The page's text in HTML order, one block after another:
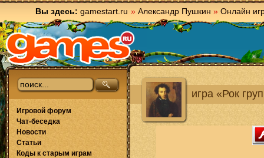
Вы здесь: gamestart.ru » Александр Пушкин » Онлайн
игра «Рок
Игровой форум
Чат-беседка
Новости
Статьи
Коды к старым играм